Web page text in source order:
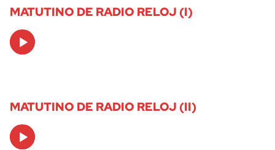
MATUTINO DE RADIO RELOJ (I)
Audio
Player
MATUTINO DE RADIO RELOJ (II)
Audio
Player